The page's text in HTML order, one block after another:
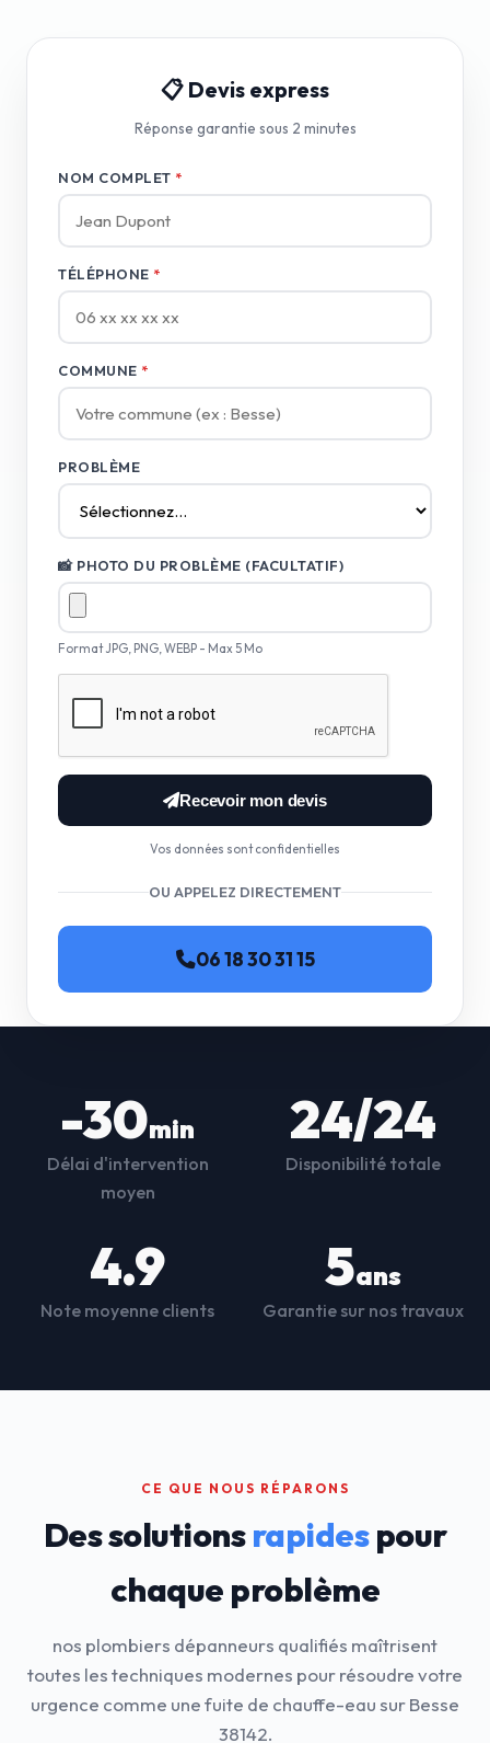
📋 Devis express
Réponse garantie sous 2 minutes
NOM COMPLET *
TÉLÉPHONE *
COMMUNE *
PROBLÈME
📸 PHOTO DU PROBLÈME (FACULTATIF)
Format JPG, PNG, WEBP - Max 5 Mo
Recevoir mon devis
Vos données sont confidentielles
OU APPELEZ DIRECTEMENT
06 18 30 31 15
-30min
Délai d'intervention
moyen
24/24
Disponibilité totale
4.9
Note moyenne clients
5ans
Garantie sur nos travaux
CE QUE NOUS RÉPARONS
Des solutionsrapidespour
chaque problème
nos plombiers dépanneurs qualifiés maîtrisent
toutes les techniques modernes pour résoudre votre
urgence comme une fuite de chauffe-eau sur Besse
38142.